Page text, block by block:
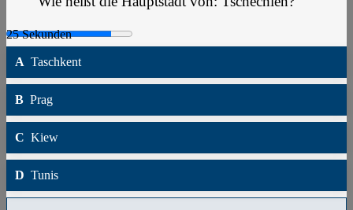
A Taschkent
B Prag
C Kiew
D Tunis